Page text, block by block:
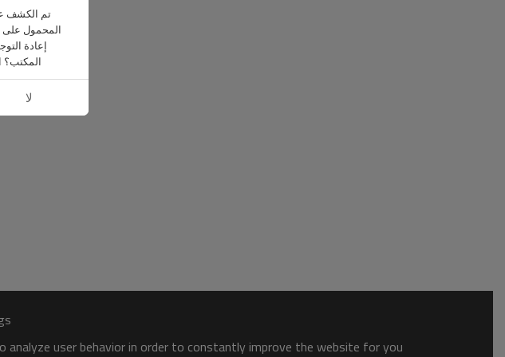
user behavior in order to constantly improve the website for you.
تم الكشف
المحمول على
إعادة
المكتب؟
لا